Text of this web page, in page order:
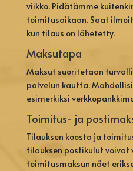
viikko. Pidätämme
toimitusaikaan. Saat
kun tilaus on lähetetty.
Maksutapa
Maksut suoritetaan
palvelun kautta.
esimerkiksi
Toimitus- ja
Tilauksen koosta ja
tilauksen postikulut voivat
toimitusmaksun näet